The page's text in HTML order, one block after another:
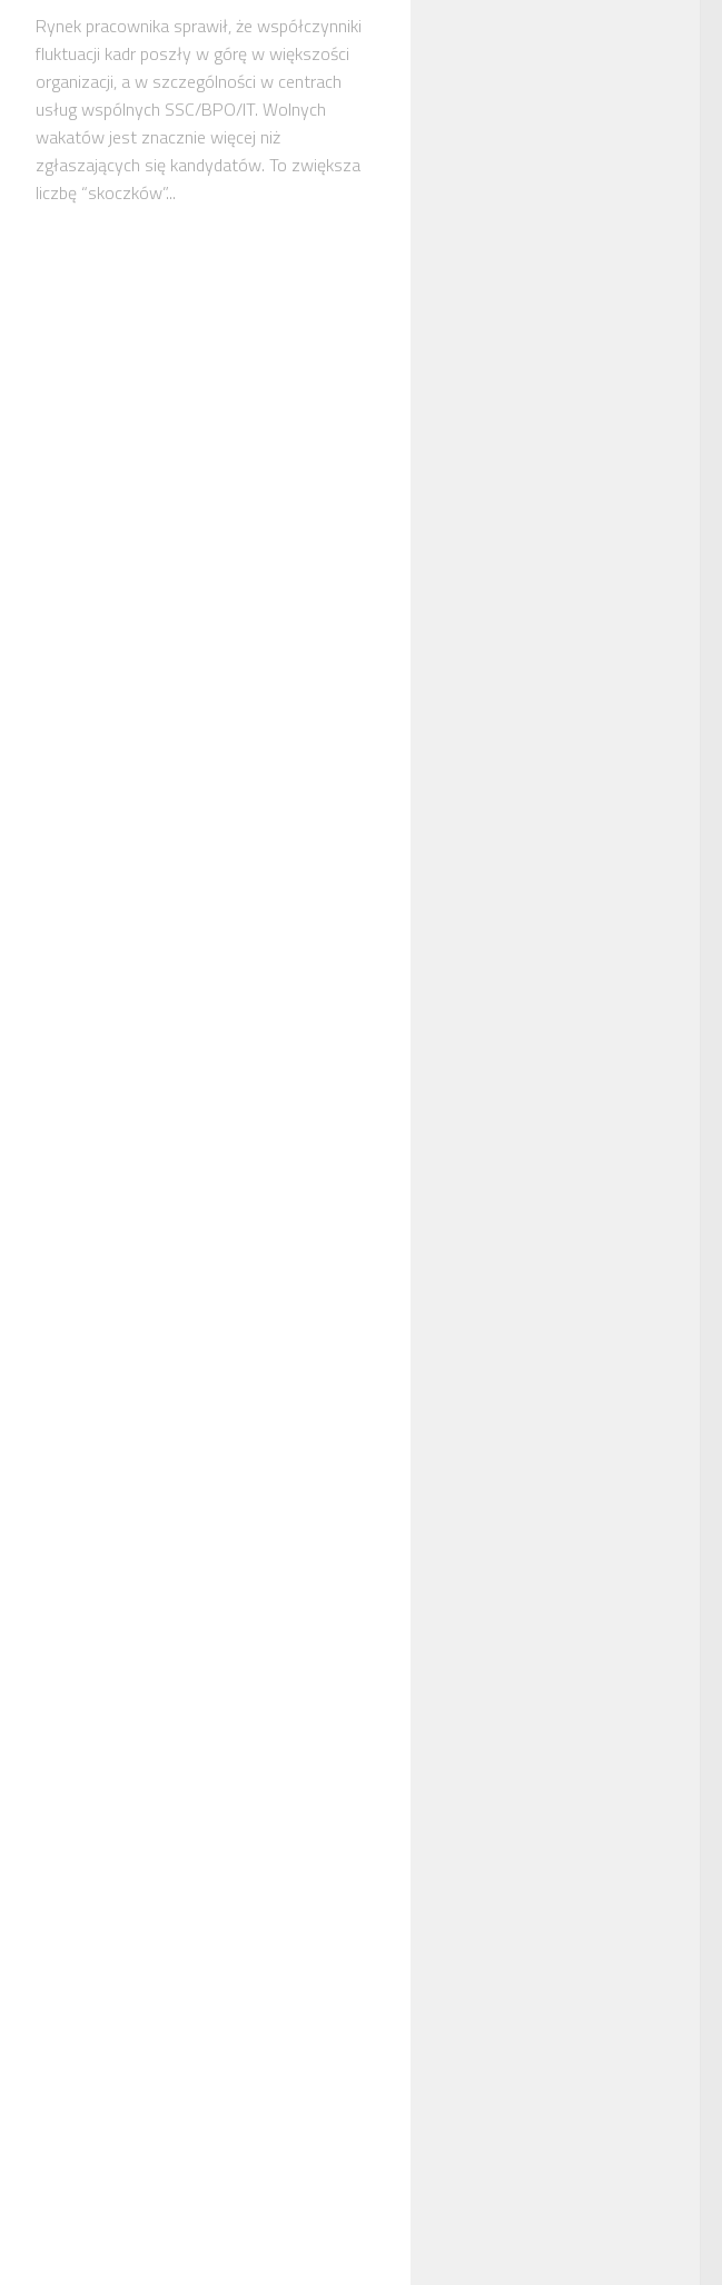
Rynek pracownika sprawił, że współczynniki
fluktuacji kadr poszły w górę w większości
organizacji, a w szczególności w centrach
usług wspólnych SSC/BPO/IT. Wolnych
wakatów jest znacznie więcej niż
zgłaszających się kandydatów. To zwiększa
liczbę “skoczków”...